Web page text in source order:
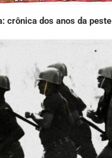
crônica dos anos da peste